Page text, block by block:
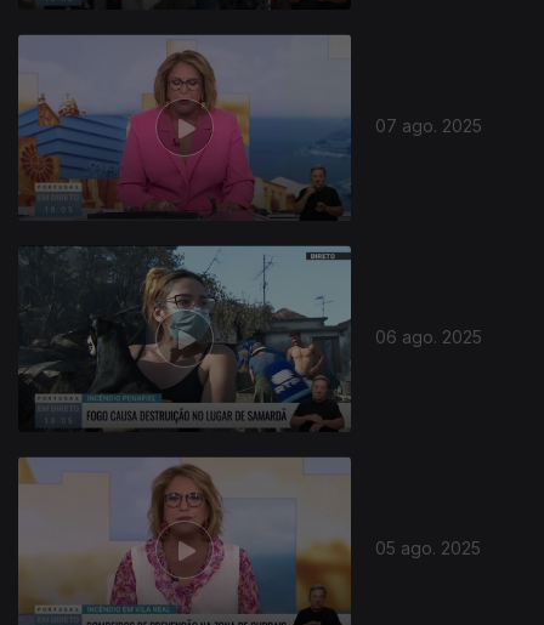
07 ago. 2025
06 ago. 2025
05 ago. 2025
868480